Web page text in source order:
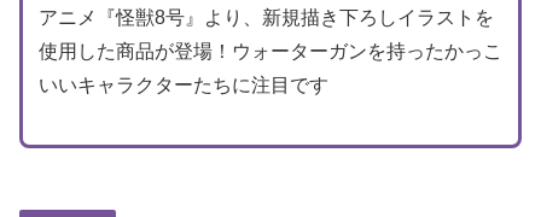
アニメ『怪獣8号』より、新規描き下ろしイラストを
使用した商品が登場！ウォーターガンを持ったかっこ
いいキャラクターたちに注目です